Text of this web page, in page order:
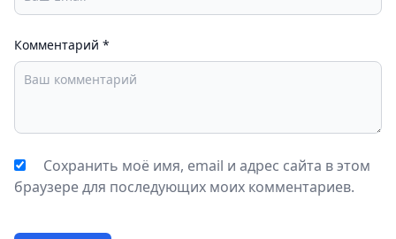
планшете.
изображения или видео высочайшего качества
через Motionleap. Благодаря этому созданные вами
превосходное качество отображения.
Наряду со встроенными функциями,
Комментарий *
Сохранить моё имя, email и адрес сайта в этом
браузере для последующих моих комментариев.